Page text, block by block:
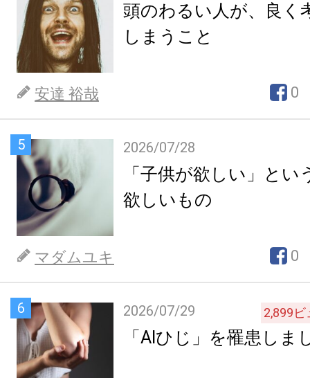
頭のわるい人が、良く
しまうこと
安達 裕哉 0
5 2026/07/28
「子供が欲しい」とい
欲しいもの
マダムユキ 0
6 2026/07/29 2,899ビ
「AIひじ」を罹患しま